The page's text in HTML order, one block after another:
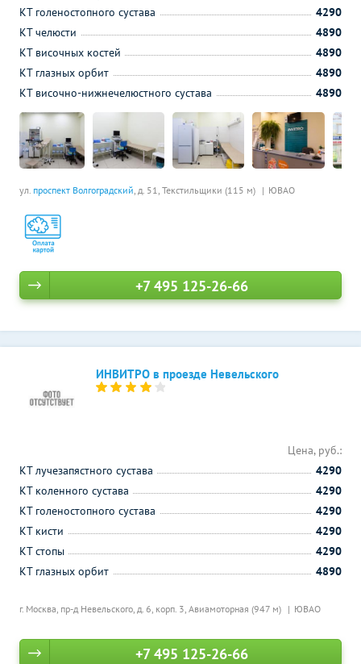
ул. проспект Волгоградский, д. 51, Текстильщики (115 м) ЮВАО
КТ голеностопного сустава
4290
КТ челюсти
4890
КТ височных костей
4890
КТ глазных орбит
4890
КТ височно-нижнечелюстного сустава
4890
+7 495 125-26-66
ИНВИТРО в проезде Невельского
г. Москва, пр-д Невельского, д. 6, корп. 3, Авиамоторная (947 м) ЮВАО
Цена, руб.:
КТ лучезапястного сустава
4290
КТ коленного сустава
4290
КТ голеностопного сустава
4290
КТ кисти
4290
КТ стопы
4290
КТ глазных орбит
4890
+7 495 125-26-66